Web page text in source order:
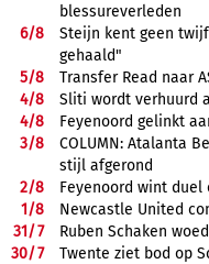
blessureverleden
6/8
Steijn kent geen
gehaald"
5/8
Transfer Read naar
4/8
Sliti wordt verhuurd
4/8
Feyenoord gelinkt
3/8
COLUMN: Atalanta
stijl afgerond
2/8
Feyenoord wint duel
1/8
Newcastle United
31/7
Ruben Schaken
30/7
Twente ziet bod op